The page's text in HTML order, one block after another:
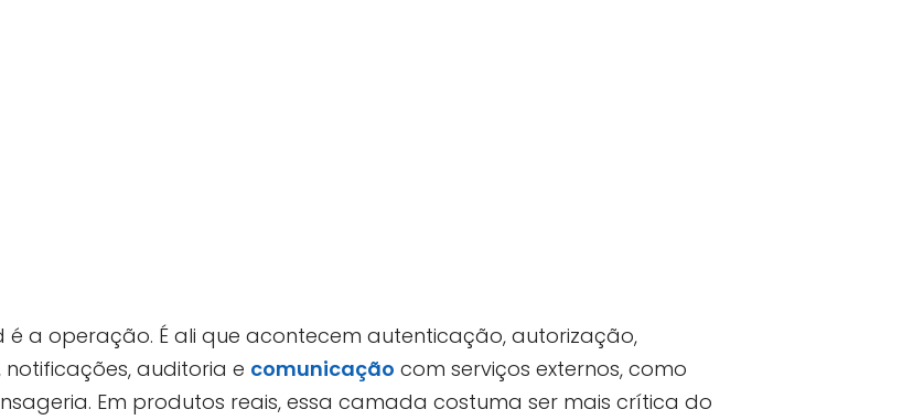
a operação. É ali que acontecem autenticação, autorização,
notificações, auditoria e comunicação com serviços externos, como
Em produtos reais, essa camada costuma ser mais crítica do